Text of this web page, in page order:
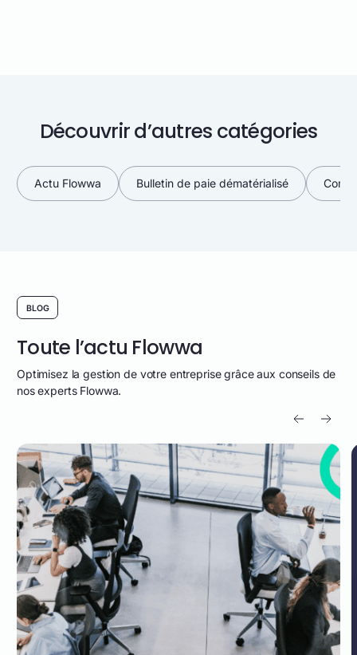
Découvrir d’autres catégories
Actu Flowwa Bulletin de paie dématérialisé
BLOG
Toute l’actu Flowwa
Optimisez la gestion de votre entreprise grâce aux conseils de
nos experts Flowwa.